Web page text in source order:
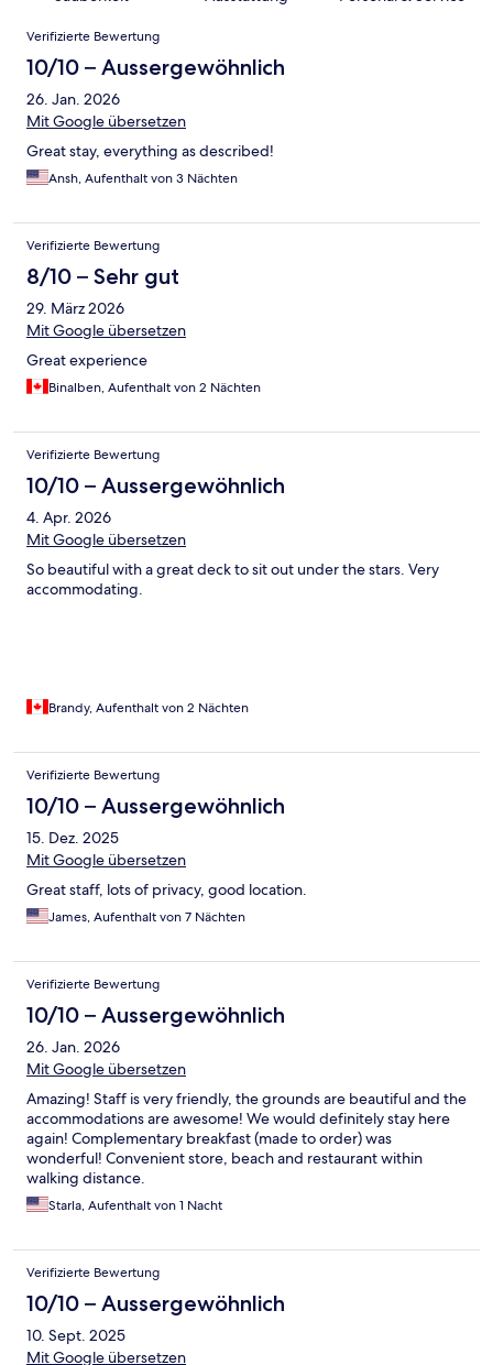
Bewertungen
Verifizierte Bewertung
10/10 – Aussergewöhnlich
26. Jan. 2026
Mit Google übersetzen
Great stay, everything as described!
Ansh, Aufenthalt von 3 Nächten
Verifizierte Bewertung
8/10 – Sehr gut
29. März 2026
Mit Google übersetzen
Great experience
Binalben, Aufenthalt von 2 Nächten
Verifizierte Bewertung
10/10 – Aussergewöhnlich
4. Apr. 2026
Mit Google übersetzen
So beautiful with a great deck to sit out under the stars. Very
accommodating.
Brandy, Aufenthalt von 2 Nächten
Verifizierte Bewertung
10/10 – Aussergewöhnlich
15. Dez. 2025
Mit Google übersetzen
Great staff, lots of privacy, good location.
James, Aufenthalt von 7 Nächten
Verifizierte Bewertung
10/10 – Aussergewöhnlich
26. Jan. 2026
Mit Google übersetzen
Amazing! Staff is very friendly, the grounds are beautiful and the
accommodations are awesome! We would definitely stay here
again! Complementary breakfast (made to order) was
wonderful! Convenient store, beach and restaurant within
walking distance.
Starla, Aufenthalt von 1 Nacht
Verifizierte Bewertung
10/10 – Aussergewöhnlich
10. Sept. 2025
Mit Google übersetzen